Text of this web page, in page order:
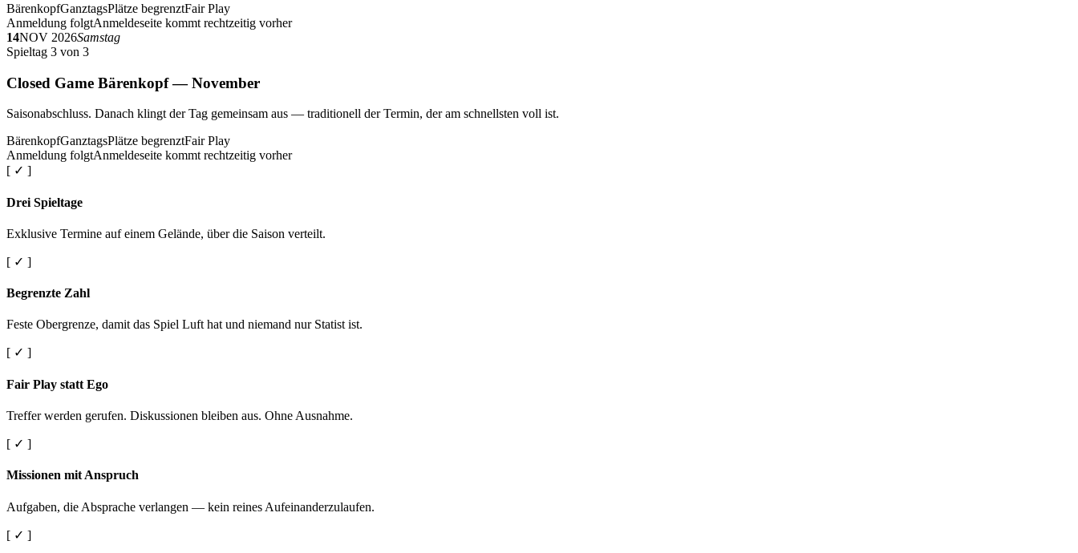
BärenkopfGanztagsPlätze begrenztFair Play
Anmeldung folgtAnmeldeseite kommt rechtzeitig vorher
14NOV 2026Samstag
Spieltag 3 von 3
Closed Game Bärenkopf — November
Saisonabschluss. Danach klingt der Tag gemeinsam aus — traditionell der Termin, der am schnellsten voll ist.
BärenkopfGanztagsPlätze begrenztFair Play
Anmeldung folgtAnmeldeseite kommt rechtzeitig vorher
[ ✓ ]
Drei Spieltage
Exklusive Termine auf einem Gelände, über die Saison verteilt.
[ ✓ ]
Begrenzte Zahl
Feste Obergrenze, damit das Spiel Luft hat und niemand nur Statist ist.
[ ✓ ]
Fair Play statt Ego
Treffer werden gerufen. Diskussionen bleiben aus. Ohne Ausnahme.
[ ✓ ]
Missionen mit Anspruch
Aufgaben, die Absprache verlangen — kein reines Aufeinanderzulaufen.
[ ✓ ]